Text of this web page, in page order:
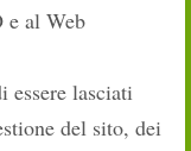
e al Web
essere lasciati
del sito, dei